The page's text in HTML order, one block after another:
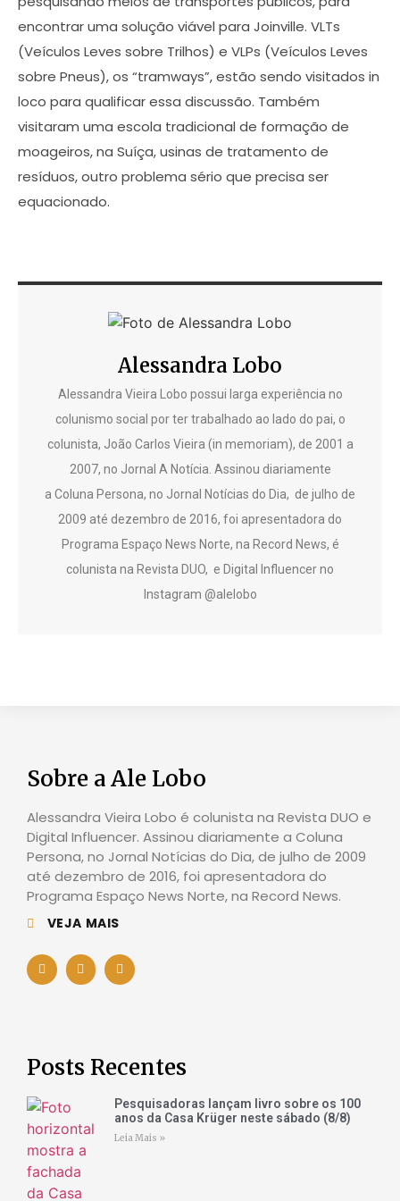
encontrar uma solução viável para Joinville. VLTs
(Veículos Leves sobre Trilhos) e VLPs (Veículos Leves
sobre Pneus), os “tramways”, estão sendo visitados in
loco para qualificar essa discussão. Também
visitaram uma escola tradicional de formação de
moageiros, na Suíça, usinas de tratamento de
resíduos, outro problema sério que precisa ser
equacionado.
Alessandra Lobo
Alessandra Vieira Lobo possui larga experiência no
colunismo social por ter trabalhado ao lado do pai, o
colunista, João Carlos Vieira (in memoriam), de 2001 a
2007, no Jornal A Notícia. Assinou diariamente
a Coluna Persona, no Jornal Notícias do Dia, de julho de
2009 até dezembro de 2016, foi apresentadora do
Programa Espaço News Norte, na Record News, é
colunista na Revista DUO, e Digital Influencer no
Instagram @alelobo
Sobre a Ale Lobo
Alessandra Vieira Lobo é colunista na Revista DUO e
Digital Influencer. Assinou diariamente a Coluna
Persona, no Jornal Notícias do Dia, de julho de 2009
até dezembro de 2016, foi apresentadora do
Programa Espaço News Norte, na Record News.
VEJA MAIS
Posts Recentes
Pesquisadoras lançam livro sobre os 100
anos da Casa Krüger neste sábado (8/8)
Leia Mais »